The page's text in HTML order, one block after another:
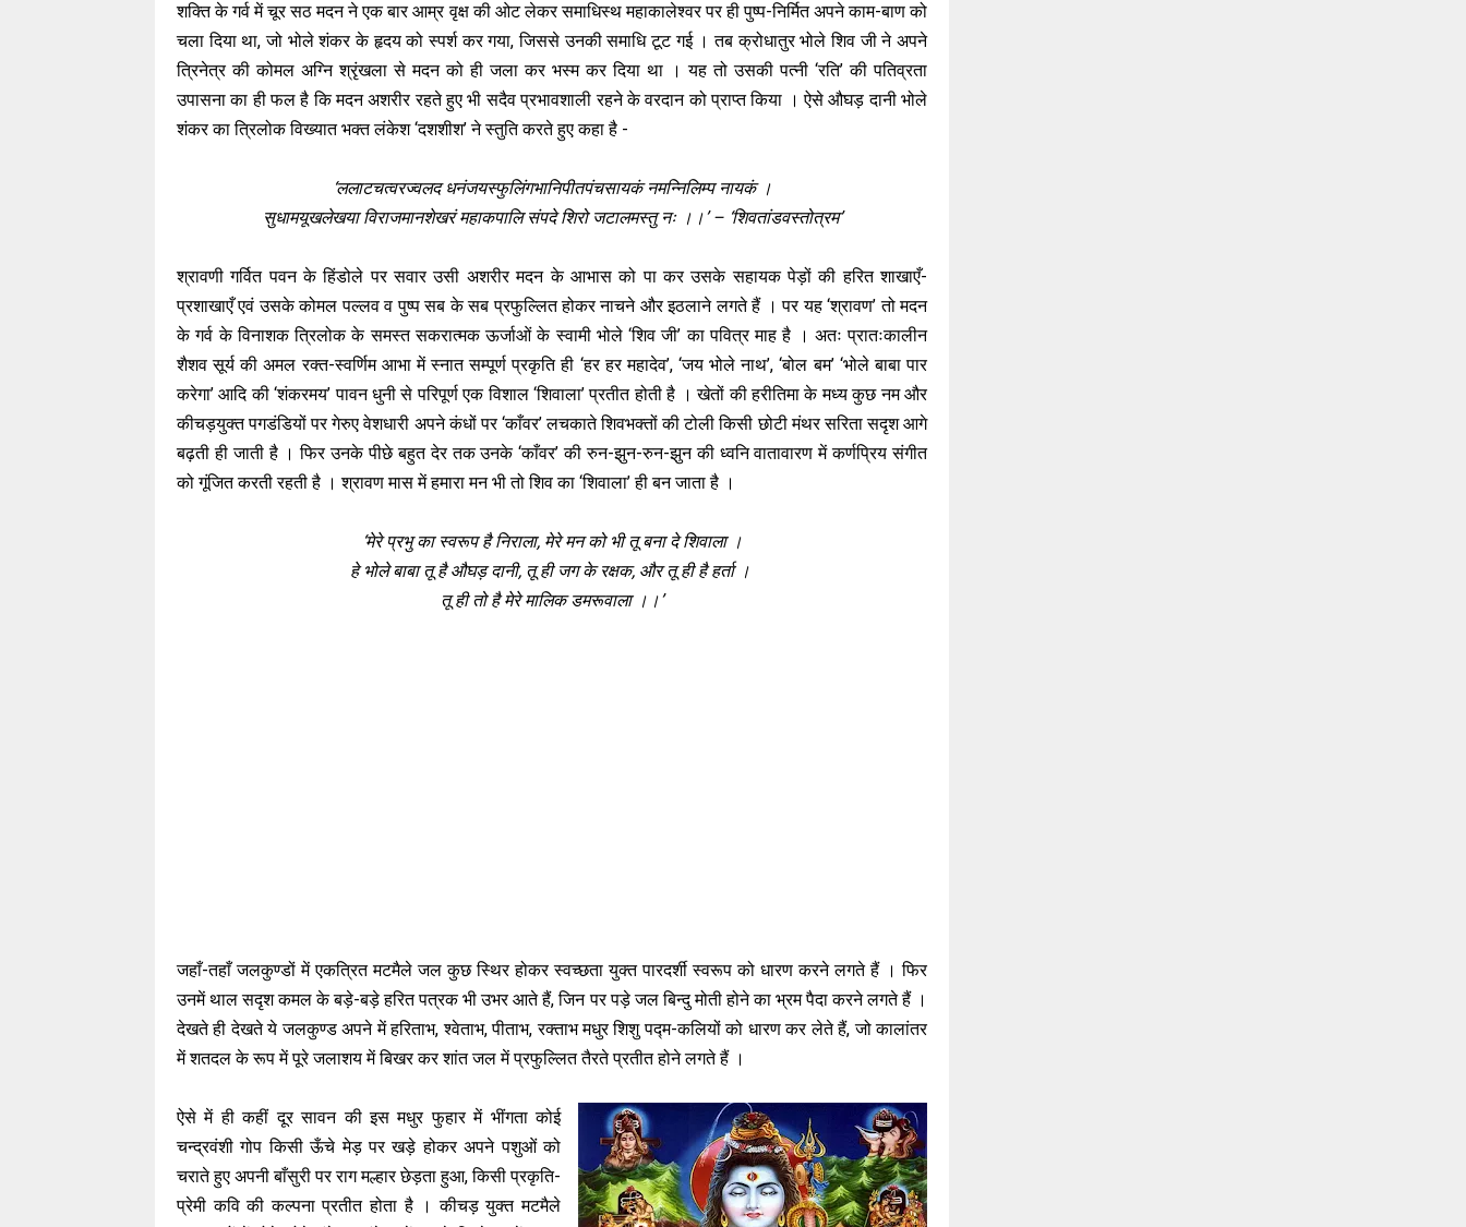
शक्ति के गर्व में चूर सठ मदन ने एक बार आम्र वृक्ष की ओट लेकर समाधिस्थ महाकालेश्वर पर ही पुष्प-निर्मित अपने काम-बाण को
चला दिया था, जो भोले शंकर के हृदय को स्पर्श कर गया, जिससे उनकी समाधि टूट गई । तब क्रोधातुर भोले शिव जी ने अपने
त्रिनेत्र की कोमल अग्नि श्रृंखला से मदन को ही जला कर भस्म कर दिया था । यह तो उसकी पत्नी ‘रति’ की पतिव्रता
उपासना का ही फल है कि मदन अशरीर रहते हुए भी सदैव प्रभावशाली रहने के वरदान को प्राप्त किया । ऐसे औघड़ दानी भोले
शंकर का त्रिलोक विख्यात भक्त लंकेश ‘दशशीश’ ने स्तुति करते हुए कहा है -
‘ललाटचत्वरज्वलद धनंजयस्फुलिंगभानिपीतपंचसायकं नमन्निलिम्प नायकं ।
सुधामयूखलेखया विराजमानशेखरं महाकपालि संपदे शिरो जटालमस्तु नः ।।’ – ‘शिवतांडवस्तोत्रम’
श्रावणी गर्वित पवन के हिंडोले पर सवार उसी अशरीर मदन के आभास को पा कर उसके सहायक पेड़ों की हरित शाखाएँ-
प्रशाखाएँ एवं उसके कोमल पल्लव व पुष्प सब के सब प्रफुल्लित होकर नाचने और इठलाने लगते हैं । पर यह ‘श्रावण’ तो मदन
के गर्व के विनाशक त्रिलोक के समस्त सकरात्मक ऊर्जाओं के स्वामी भोले ‘शिव जी’ का पवित्र माह है । अतः प्रातःकालीन
शैशव सूर्य की अमल रक्त-स्वर्णिम आभा में स्नात सम्पूर्ण प्रकृति ही ‘हर हर महादेव’, ‘जय भोले नाथ’, ‘बोल बम’ ‘भोले बाबा पार
करेगा’ आदि की ‘शंकरमय’ पावन धुनी से परिपूर्ण एक विशाल ‘शिवाला’ प्रतीत होती है । खेतों की हरीतिमा के मध्य कुछ नम और
कीचड़युक्त पगडंडियों पर गेरुए वेशधारी अपने कंधों पर ‘काँवर’ लचकाते शिवभक्तों की टोली किसी छोटी मंथर सरिता सदृश आगे
बढ़ती ही जाती है । फिर उनके पीछे बहुत देर तक उनके ‘काँवर’ की रुन-झुन-रुन-झुन की ध्वनि वातावारण में कर्णप्रिय संगीत
को गूंजित करती रहती है । श्रावण मास में हमारा मन भी तो शिव का ‘शिवाला’ ही बन जाता है ।
‘मेरे प्रभु का स्वरूप है निराला, मेरे मन को भी तू बना दे शिवाला ।
हे भोले बाबा तू है औघड़ दानी, तू ही जग के रक्षक, और तू ही है हर्ता ।
तू ही तो है मेरे मालिक डमरूवाला ।।’
जहाँ-तहाँ जलकुण्डों में एकत्रित मटमैले जल कुछ स्थिर होकर स्वच्छता युक्त पारदर्शी स्वरूप को धारण करने लगते हैं । फिर
उनमें थाल सदृश कमल के बड़े-बड़े हरित पत्रक भी उभर आते हैं, जिन पर पड़े जल बिन्दु मोती होने का भ्रम पैदा करने लगते हैं ।
देखते ही देखते ये जलकुण्ड अपने में हरिताभ, श्वेताभ, पीताभ, रक्ताभ मधुर शिशु पद्म-कलियों को धारण कर लेते हैं, जो कालांतर
में शतदल के रूप में पूरे जलाशय में बिखर कर शांत जल में प्रफुल्लित तैरते प्रतीत होने लगते हैं ।
ऐसे में ही कहीं दूर सावन की इस मधुर फुहार में भींगता कोई
चन्द्रवंशी गोप किसी ऊँचे मेड़ पर खड़े होकर अपने पशुओं को
चराते हुए अपनी बाँसुरी पर राग मल्हार छेड़ता हुआ, किसी प्रकृति-
प्रेमी कवि की कल्पना प्रतीत होता है । कीचड़ युक्त मटमैले